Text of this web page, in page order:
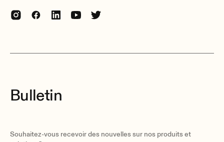
Bulletin
Souhaitez-vous recevoir des nouvelles sur nos produits et